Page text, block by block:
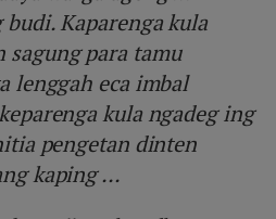
Kaparenga kula
sagung para tamu
lenggah eca imbal
kula ngadeg ing
pengetan dinten
kaping ...